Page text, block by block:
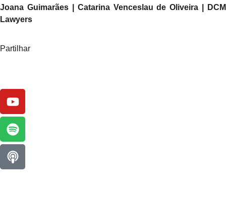
Joana Guimarães | Catarina Venceslau de Oliveira | DCM
Lawyers
Partilhar